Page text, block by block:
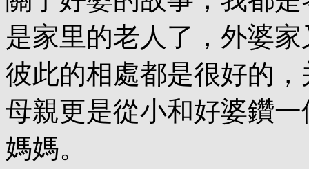
是家里的老人了，外婆
彼此的相處都是很好的
母親更是從小和好婆鑽
媽媽。